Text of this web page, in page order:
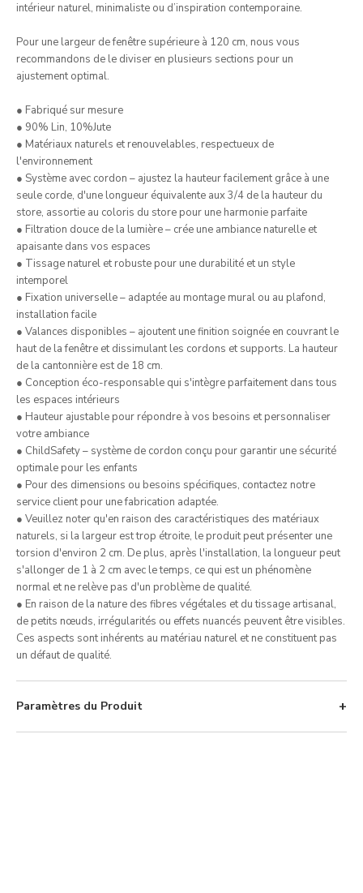
intérieur naturel, minimaliste ou d’inspiration contemporaine.
Pour une largeur de fenêtre supérieure à 120 cm, nous vous
recommandons de le diviser en plusieurs sections pour un
ajustement optimal.
● Fabriqué sur mesure
● 90% Lin, 10%Jute
● Matériaux naturels et renouvelables, respectueux de
l'environnement
● Système avec cordon – ajustez la hauteur facilement grâce à une
seule corde, d'une longueur équivalente aux 3/4 de la hauteur du
store, assortie au coloris du store pour une harmonie parfaite
● Filtration douce de la lumière – crée une ambiance naturelle et
apaisante dans vos espaces
● Tissage naturel et robuste pour une durabilité et un style
intemporel
● Fixation universelle – adaptée au montage mural ou au plafond,
installation facile
● Valances disponibles – ajoutent une finition soignée en couvrant le
haut de la fenêtre et dissimulant les cordons et supports. La hauteur
de la cantonnière est de 18 cm.
● Conception éco-responsable qui s'intègre parfaitement dans tous
les espaces intérieurs
● Hauteur ajustable pour répondre à vos besoins et personnaliser
votre ambiance
● ChildSafety – système de cordon conçu pour garantir une sécurité
optimale pour les enfants
● Pour des dimensions ou besoins spécifiques, contactez notre
service client pour une fabrication adaptée.
● Veuillez noter qu'en raison des caractéristiques des matériaux
naturels, si la largeur est trop étroite, le produit peut présenter une
torsion d'environ 2 cm. De plus, après l'installation, la longueur peut
s'allonger de 1 à 2 cm avec le temps, ce qui est un phénomène
normal et ne relève pas d'un problème de qualité.
● En raison de la nature des fibres végétales et du tissage artisanal,
de petits nœuds, irrégularités ou effets nuancés peuvent être visibles.
Ces aspects sont inhérents au matériau naturel et ne constituent pas
un défaut de qualité.
Paramètres du Produit